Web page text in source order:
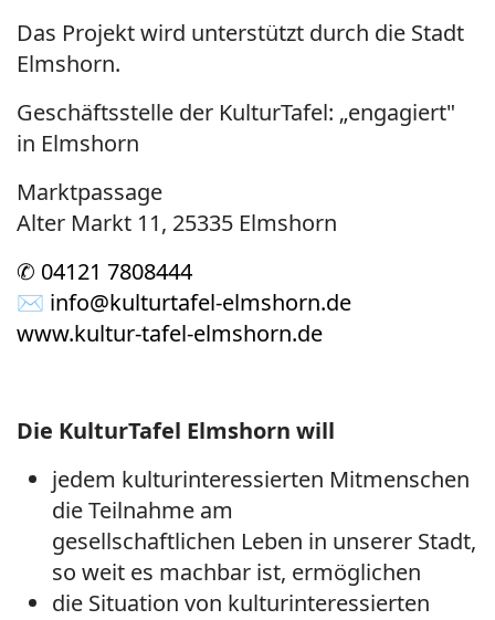
Das Projekt wird unterstützt durch die Stadt
Elmshorn.
Geschäftsstelle der KulturTafel: „engagiert"
in Elmshorn
Marktpassage
Alter Markt 11, 25335 Elmshorn
✆ 04121 7808444
✉ info@kulturtafel-elmshorn.de
www.kultur-tafel-elmshorn.de
Die KulturTafel Elmshorn will
jedem kulturinteressierten Mitmenschen
die Teilnahme am
gesellschaftlichen Leben in unserer Stadt,
so weit es machbar ist, ermöglichen
die Situation von kulturinteressierten